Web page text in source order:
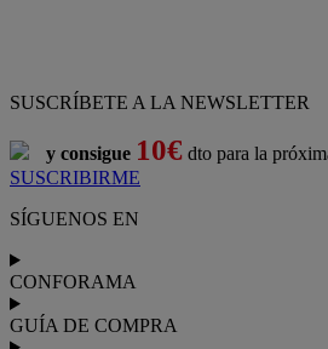
SUSCRÍBETE A LA NEWSLETTER
y consigue 10€ dto para la
SUSCRIBIRME
SÍGUENOS EN
CONFORAMA
GUÍA DE COMPRA